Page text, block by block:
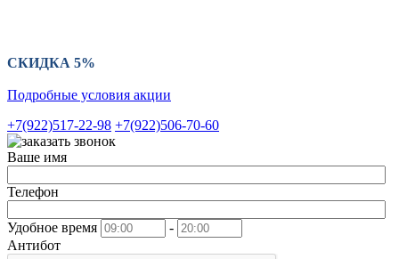
СКИДКА 5%
Подробные условия акции
+7(922)517-22-98 +7(922)506-70-60
Ваше имя
Телефон
Удобное время
-
Антибот